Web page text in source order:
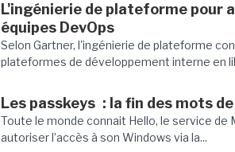
L'ingénierie de plateforme pour
équipes DevOps
Selon Gartner, l'ingénierie de plateforme
plateformes de développement interne en
Les passkeys : la fin des mots
Toute le monde connait Hello, le service de
autoriser l’accès à son Windows via la...